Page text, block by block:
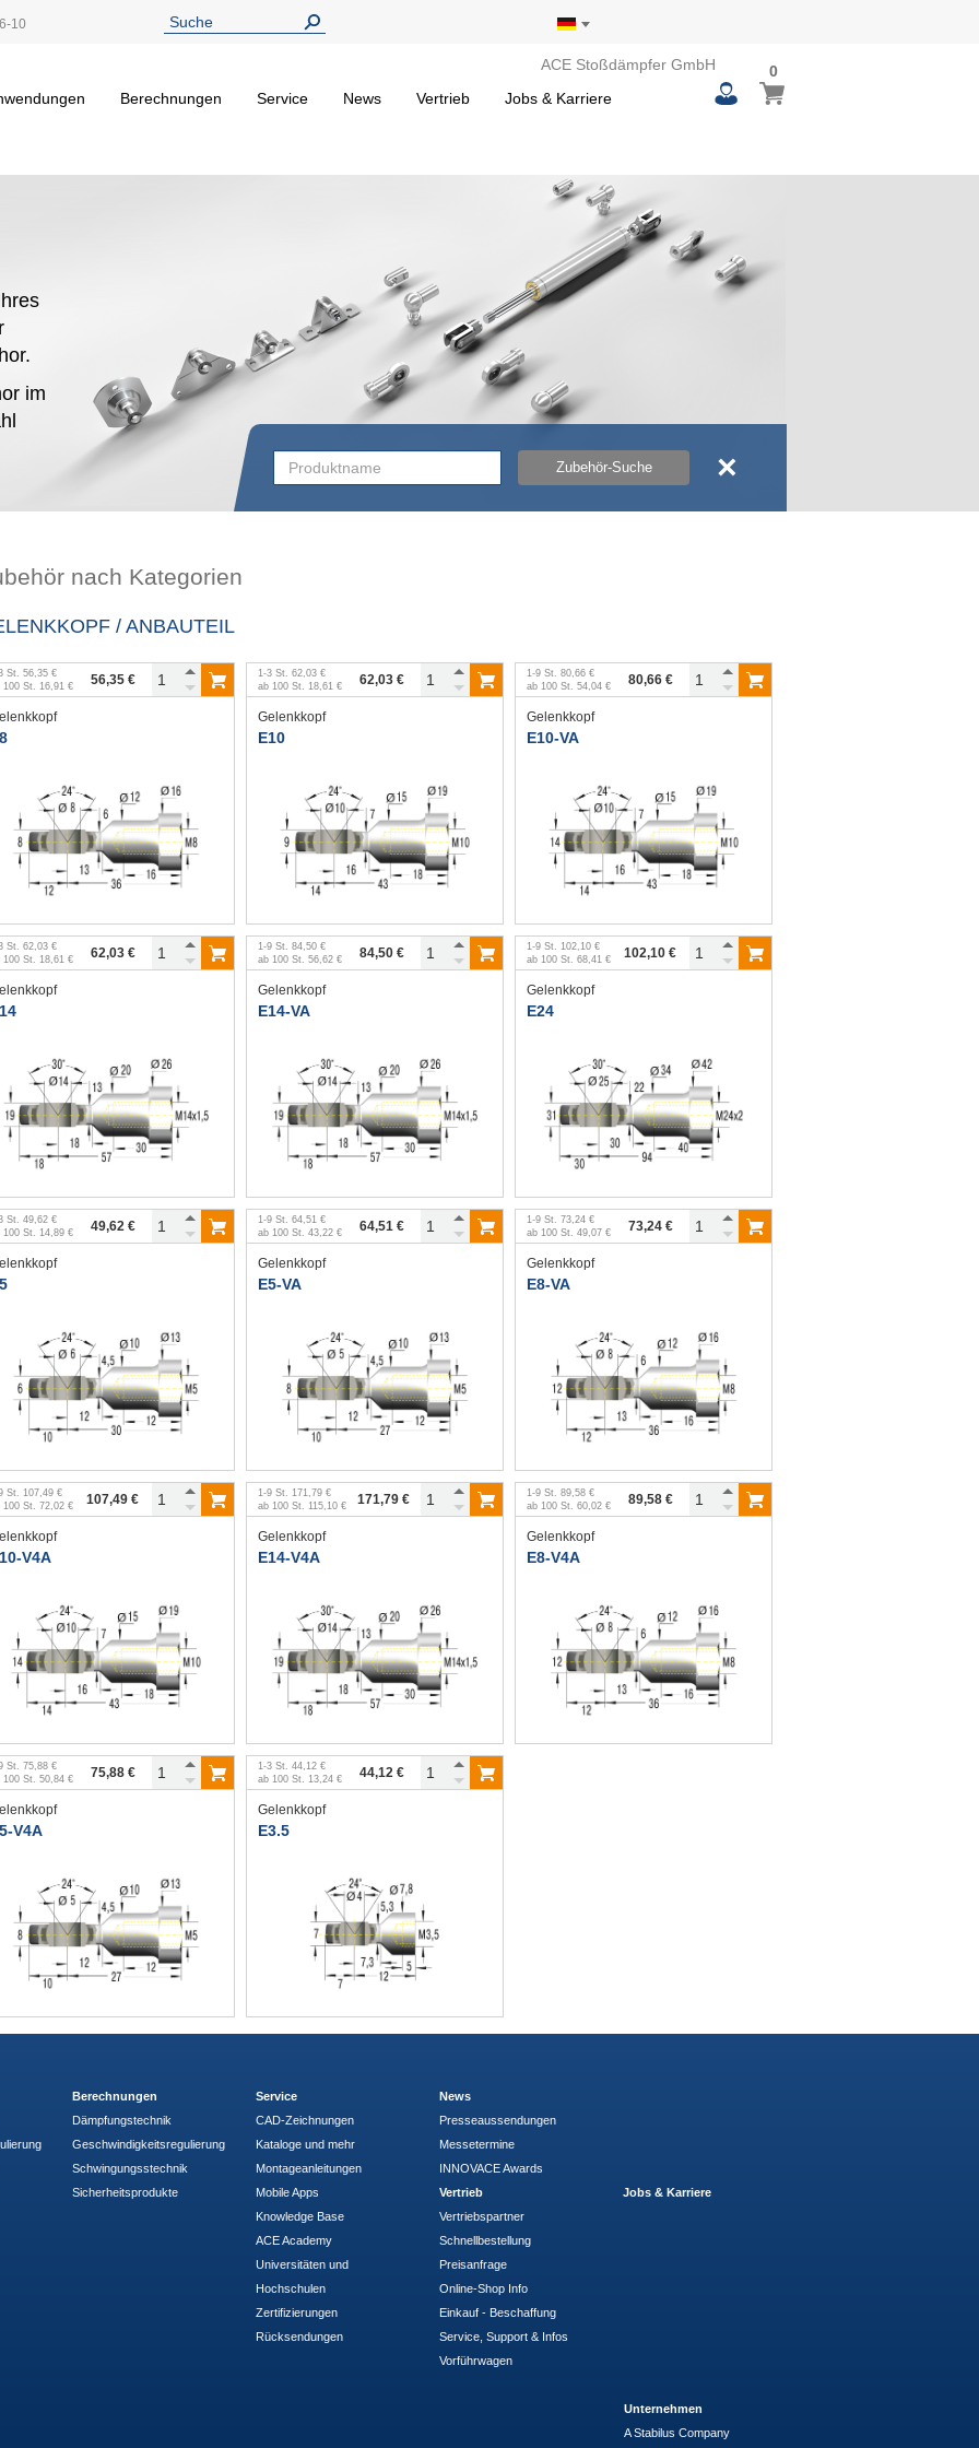
10
ACE Stoßdämpfer GmbH
Berechnungen Service News Vertrieb Jobs & Karriere
Mein Warenkorb
00
items
im
Zubehör-Suche ×
nach Kategorien
/ ANBAUTEIL
St. 56,35 €
100 St. 16,91 € 56,35 € 1-3 St. 62,03 €
ab 100 St. 18,61 € 62,03 €
Gelenkkopf
E10
1-9 St. 80,66 €
ab 100 St. 54,04 € 80,66 €
Gelenkkopf
E10-VA
St. 62,03 €
100 St. 18,61 € 62,03 € 1-9 St. 84,50 €
ab 100 St. 56,62 € 84,50 €
Gelenkkopf
E14-VA
1-9 St. 102,10 €
ab 100 St. 68,41 € 102,10 €
Gelenkkopf
E24
St. 49,62 €
100 St. 14,89 € 49,62 € 1-9 St. 64,51 €
ab 100 St. 43,22 € 64,51 €
Gelenkkopf
E5-VA
1-9 St. 73,24 €
ab 100 St. 49,07 € 73,24 €
Gelenkkopf
E8-VA
St. 107,49 €
100 St. 72,02 € 107,49 €
V4A
1-9 St. 171,79 €
ab 100 St. 115,10 € 171,79 €
Gelenkkopf
E14-V4A
1-9 St. 89,58 €
ab 100 St. 60,02 € 89,58 €
Gelenkkopf
E8-V4A
St. 75,88 €
100 St. 50,84 € 75,88 €
V4A
1-3 St. 44,12 €
ab 100 St. 13,24 € 44,12 €
Gelenkkopf
E3.5
Berechnungen
Dämpfungstechnik
Geschwindigkeitsregulierung
Schwingungsstechnik
Sicherheitsprodukte
Service
CAD-Zeichnungen
Kataloge und mehr
Montageanleitungen
Mobile Apps
Knowledge Base
ACE Academy
Universitäten und
Hochschulen
Zertifizierungen
Rücksendungen
News
Presseaussendungen
Messetermine
INNOVACE Awards
Vertrieb
Vertriebspartner
Schnellbestellung
Preisanfrage
Online-Shop Info
Einkauf - Beschaffung
Service, Support & Infos
Vorführwagen
Jobs & Karriere
Unternehmen
A Stabilus Company